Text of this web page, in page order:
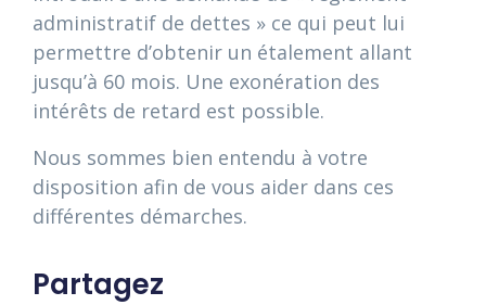
administratif de dettes » ce qui peut lui
permettre d’obtenir un étalement allant
jusqu’à 60 mois. Une exonération des
intérêts de retard est possible.
Nous sommes bien entendu à votre
disposition afin de vous aider dans ces
différentes démarches.
Partagez